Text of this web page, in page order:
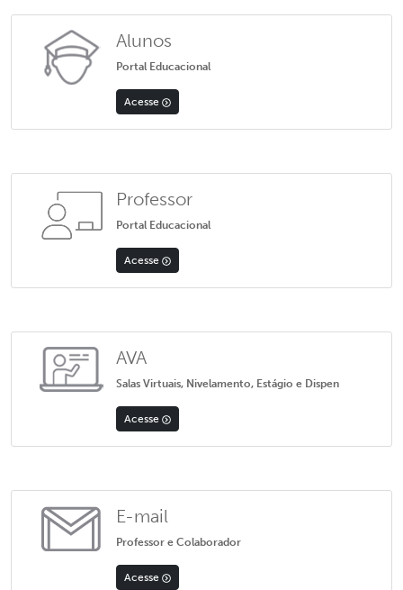
Alunos
Portal Educacional
Acesse
Professor
Portal Educacional
Acesse
AVA
Salas Virtuais, Nivelamento, Estágio e Dispen
Acesse
E-mail
Professor e Colaborador
Acesse